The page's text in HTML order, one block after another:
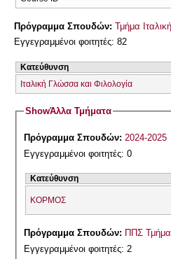
Πρόγραμμα Σπουδών: Τμήμα
Εγγεγραμμένοι φοιτητές: 82
Κατεύθυνση
Ιταλική Γλώσσα και Φιλολογία
ShowΆλλα Τμήματα
Πρόγραμμα Σπουδών:2024-2025
Εγγεγραμμένοι φοιτητές: 0
Κατεύθυνση
ΚΟΡΜΟΣ
Πρόγραμμα Σπουδών: ΠΠΣ
Εγγεγραμμένοι φοιτητές: 2